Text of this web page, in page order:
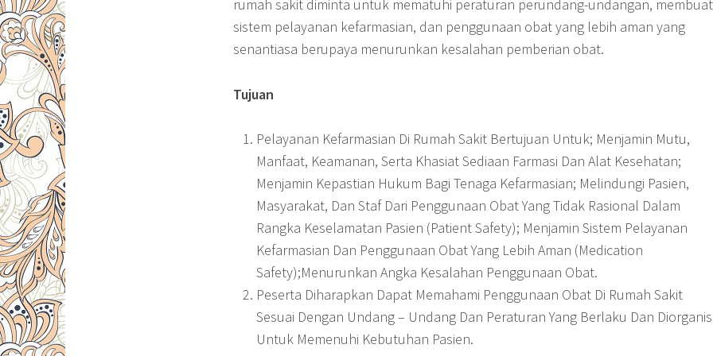
rumah sakit diminta untuk mematuhi peraturan perundang-undangan, membuat
sistem pelayanan kefarmasian, dan penggunaan obat yang lebih aman yang
senantiasa berupaya menurunkan kesalahan pemberian obat.
Tujuan
Pelayanan Kefarmasian Di Rumah Sakit Bertujuan Untuk; Menjamin Mutu,
Manfaat, Keamanan, Serta Khasiat Sediaan Farmasi Dan Alat Kesehatan;
Menjamin Kepastian Hukum Bagi Tenaga Kefarmasian; Melindungi Pasien,
Masyarakat, Dan Staf Dari Penggunaan Obat Yang Tidak Rasional Dalam
Rangka Keselamatan Pasien (Patient Safety); Menjamin Sistem Pelayanan
Kefarmasian Dan Penggunaan Obat Yang Lebih Aman (Medication
Safety);Menurunkan Angka Kesalahan Penggunaan Obat.
Peserta Diharapkan Dapat Memahami Penggunaan Obat Di Rumah Sakit
Sesuai Dengan Undang – Undang Dan Peraturan Yang Berlaku Dan
Untuk Memenuhi Kebutuhan Pasien.